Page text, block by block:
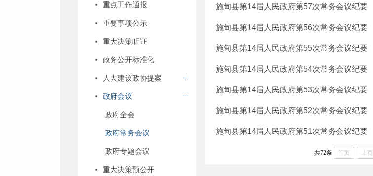
重点工作通报
重要事项公示
重大决策听证
政务公开标准化
人大建议政协提案
政府会议
政府全会
政府常务会议
政府专题会议
重大决策预公开
施甸县第14届人民政府第57次常务会议纪要
施甸县第14届人民政府第56次常务会议纪要
施甸县第14届人民政府第55次常务会议纪要
施甸县第14届人民政府第54次常务会议纪要
施甸县第14届人民政府第53次常务会议纪要
施甸县第14届人民政府第52次常务会议纪要
施甸县第14届人民政府第51次常务会议纪要
共72条 首页 上页